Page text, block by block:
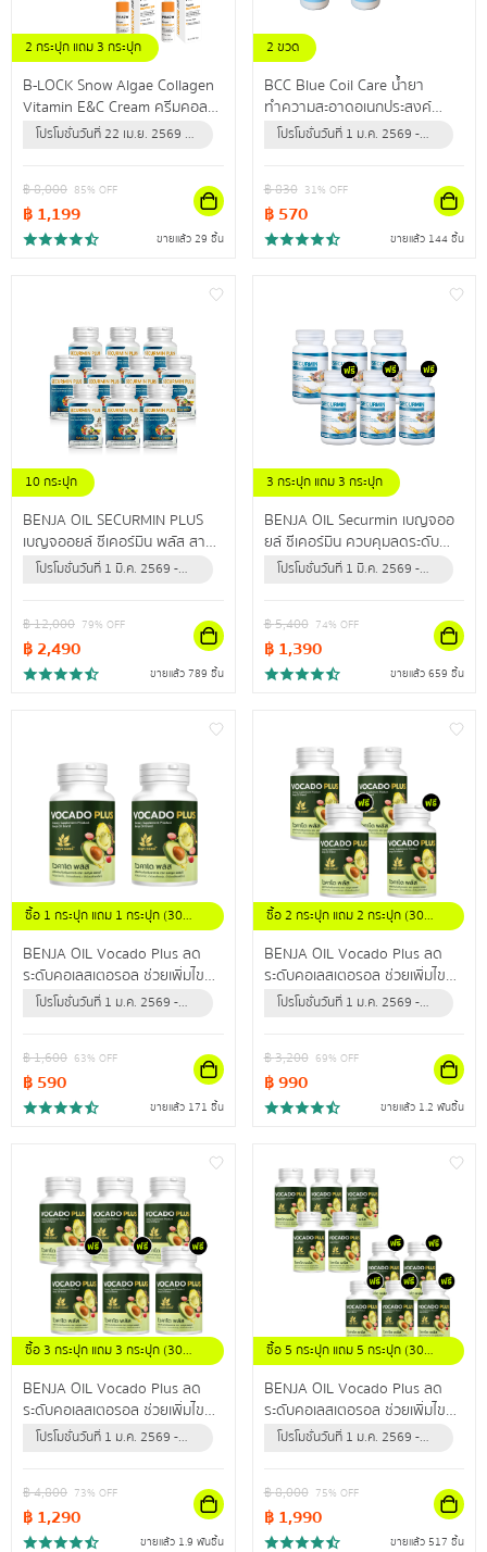
2 กระปุก แถม 3 กระปุก
แถม เซรั่มวิตซี 2 ขวด
B-LOCK Snow Algae Collagen
Vitamin E&C Cream ครีมคอล
ลาเจนเข้มข้น เผยผิวกระชับเต่งตึง
โปรโมชั่นวันที่ 22 เม.ย. 2569 -
฿8,000 85% OFF
฿1,199
ขายแล้ว 29 ชิ้น
2 ขวด
แถม ผ้าไมโครไฟเบอร์ 1 ผืน
BCC Blue Coil Care น้ำยา
ทำความสะอาดอเนกประสงค์
สำหรับล้างแอร์ ใช้ทำความสะอาด
โปรโมชั่นวันที่ 1 ม.ค. 2569 -
฿830 31% OFF
฿570
ขายแล้ว 144 ชิ้น
10 กระปุก
BENJA OIL SECURMIN PLUS
เบญจออยล์ ซีเคอร์มิน พลัส สาร
สกัดจากธรรมชาติสูงสุด 12 ชนิด
โปรโมชั่นวันที่ 1 มี.ค. 2569 -
฿12,000 79% OFF
฿2,490
ขายแล้ว 789 ชิ้น
3 กระปุก แถม 3 กระปุก
BENJA OIL Securmin เบญจออ
ยล์ ซีเคอร์มิน ควบคุมลดระดับ
คอเลสเตอรอล ป้องกันข้อเข่าเสื่อม
โปรโมชั่นวันที่ 1 มี.ค. 2569 -
฿5,400 74% OFF
฿1,390
ขายแล้ว 659 ชิ้น
ซื้อ 1 กระปุก แถม 1 กระปุก (30
แคปซูล/กระปุก)
BENJA OIL Vocado Plus ลด
ระดับคอเลสเตอรอล ช่วยเพิ่มไข
มันดี ลดไขมันเลว ปรับลดความดัน
โปรโมชั่นวันที่ 1 ม.ค. 2569 -
฿1,600 63% OFF
฿590
ขายแล้ว 171 ชิ้น
ซื้อ 2 กระปุก แถม 2 กระปุก (30
แคปซูล / กระปุก)
BENJA OIL Vocado Plus ลด
ระดับคอเลสเตอรอล ช่วยเพิ่มไข
มันดี ลดไขมันเลว ปรับลดความดัน
โปรโมชั่นวันที่ 1 ม.ค. 2569 -
฿3,200 69% OFF
฿990
ขายแล้ว 1.2 พันชิ้น
ซื้อ 3 กระปุก แถม 3 กระปุก (30
แคปซูล / กระปุก)
BENJA OIL Vocado Plus ลด
ระดับคอเลสเตอรอล ช่วยเพิ่มไข
มันดี ลดไขมันเลว ปรับลดความดัน
โปรโมชั่นวันที่ 1 ม.ค. 2569 -
฿4,800 73% OFF
฿1,290
ขายแล้ว 1.9 พันชิ้น
ซื้อ 5 กระปุก แถม 5 กระปุก (30
แคปซูล / กระปุก)
BENJA OIL Vocado Plus ลด
ระดับคอเลสเตอรอล ช่วยเพิ่มไข
มันดี ลดไขมันเลว ปรับลดความดัน
โปรโมชั่นวันที่ 1 ม.ค. 2569 -
฿8,000 75% OFF
฿1,990
ขายแล้ว 517 ชิ้น